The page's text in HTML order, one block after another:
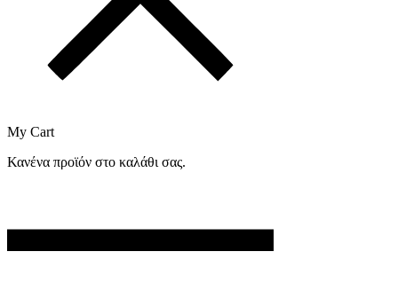
My Cart
Κανένα προϊόν στο καλάθι σας.